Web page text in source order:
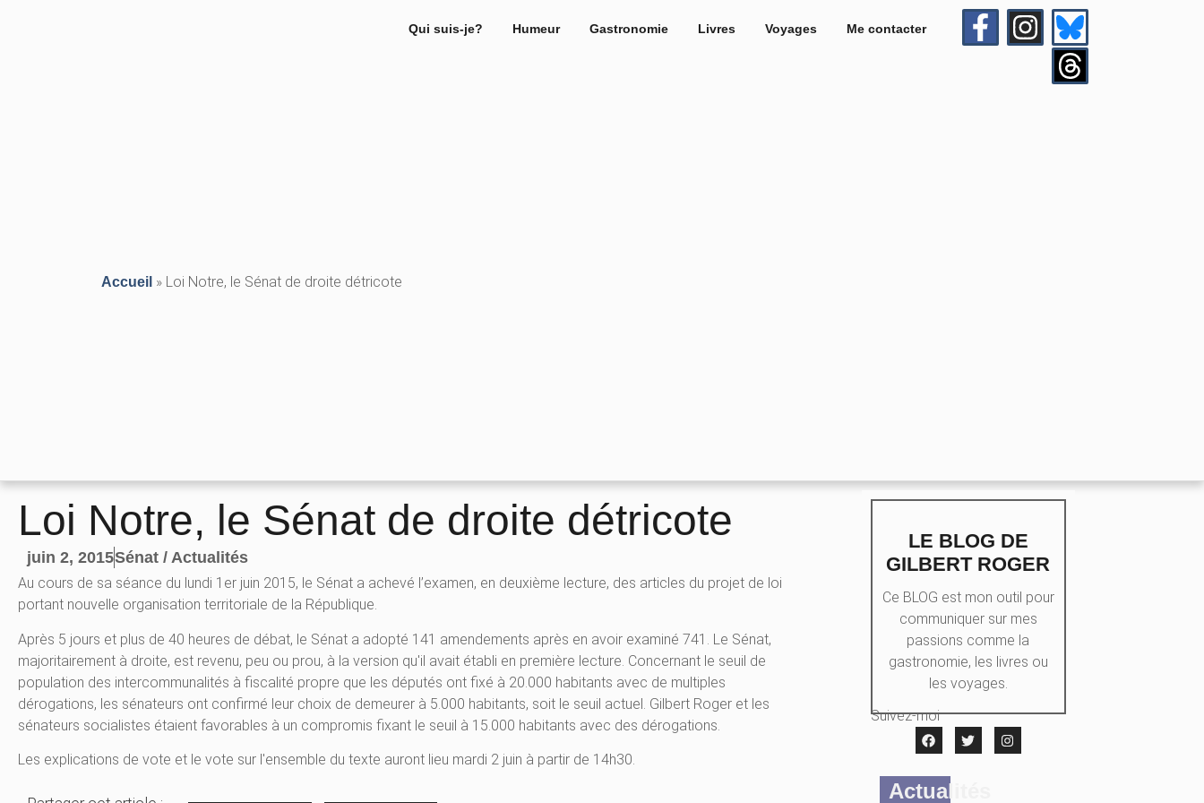
Qui suis-je? Humeur Gastronomie Livres Voyages Me contacter
Accueil » Loi Notre, le Sénat de droite détricote
Loi Notre, le Sénat de droite détricote
juin 2, 2015Sénat / Actualités
Au cours de sa séance du lundi 1er juin 2015, le Sénat a achevé l’examen, en deuxième lecture, des articles du projet de loi
portant nouvelle organisation territoriale de la République.
Après 5 jours et plus de 40 heures de débat, le Sénat a adopté 141 amendements après en avoir examiné 741. Le Sénat,
majoritairement à droite, est revenu, peu ou prou, à la version qu'il avait établi en première lecture. Concernant le seuil de
population des intercommunalités à fiscalité propre que les députés ont fixé à 20.000 habitants avec de multiples
dérogations, les sénateurs ont confirmé leur choix de demeurer à 5.000 habitants, soit le seuil actuel. Gilbert Roger et les
sénateurs socialistes étaient favorables à un compromis fixant le seuil à 15.000 habitants avec des dérogations.
Les explications de vote et le vote sur l'ensemble du texte auront lieu mardi 2 juin à partir de 14h30.
LE BLOG DE
GILBERT ROGER
Ce BLOG est mon outil pour
communiquer sur mes
passions comme la
gastronomie, les livres ou
les voyages.
Suivez-moi
Actualités